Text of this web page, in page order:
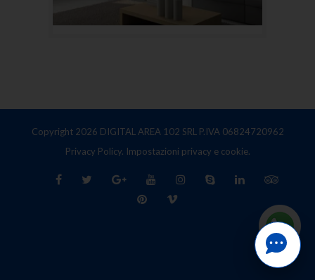
Copyright 2026 DIGITAL AREA 102 SRL P.IVA 06824720962
Privacy Policy. Impostazioni privacy e cookie.